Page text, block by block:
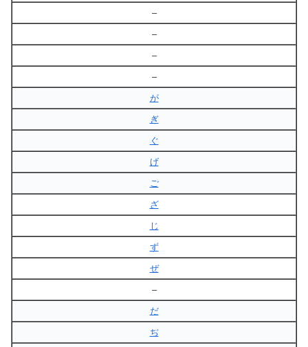
–
–
–
–
が
ぎ
ぐ
げ
ご
ざ
じ
ず
ぜ
–
だ
ぢ